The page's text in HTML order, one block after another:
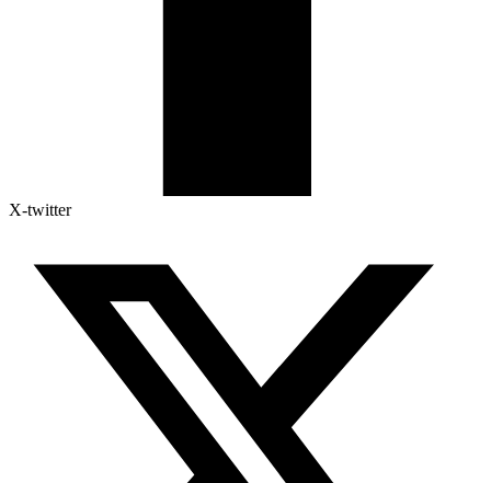
X-twitter